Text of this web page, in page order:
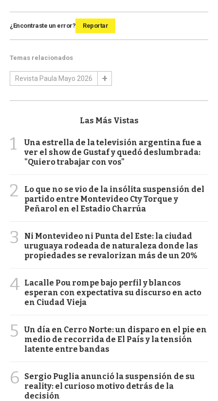
¿Encontraste un error? Reportar
Temas relacionados
Revista Paula Mayo 2026
Las Más Vistas
1
Una estrella de la televisión argentina fue a
ver el show de Gustaf y quedó deslumbrada:
"Quiero trabajar con vos"
2
Lo que no se vio de la insólita suspensión del
partido entre Montevideo Cty Torque y
Peñarol en el Estadio Charrúa
3
Ni Montevideo ni Punta del Este: la ciudad
uruguaya rodeada de naturaleza donde las
propiedades se revalorizan más de un 20%
4 Lacalle Pou rompe bajo perfil y blancos
esperan con expectativa su discurso en acto
en Ciudad Vieja
5
Un día en Cerro Norte: un disparo en el pie en
medio de recorrida de El País y la tensión
latente entre bandas
6
Sergio Puglia anunció la suspensión de su
reality: el curioso motivo detrás de la
decisión